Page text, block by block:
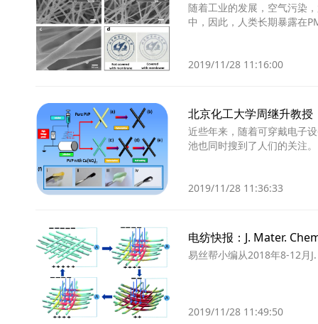
随着工业的发展，空气污染
中，因此，人类长期暴露在
2019/11/28 11:16:00
北京化工大学周继升教
近些年来，随着可穿戴电子
池也同时搜到了人们的关注。
2019/11/28 11:36:33
电纺快报：J. Mater.
易丝帮小编从2018年8-12月
2019/11/28 11:49:50